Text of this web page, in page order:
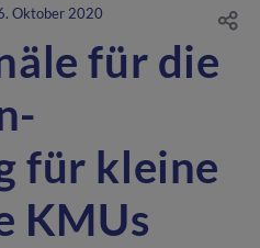
Oktober 2020
für die
für kleine
KMUs